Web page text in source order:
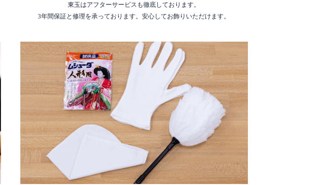
東玉はアフターサービスも徹底しております。
3年間保証と修理を承っております。安心してお飾りいただけます。